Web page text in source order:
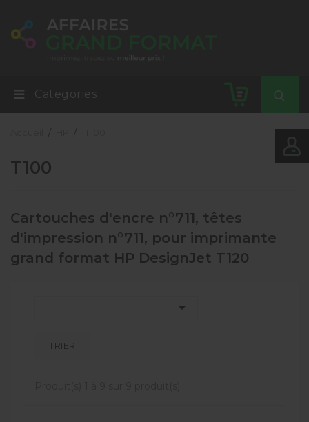
Categories
T100
Cartouches d'encre n°711, têtes
d'impression n°711, pour imprimante
grand format HP DesignJet T120

TRIER